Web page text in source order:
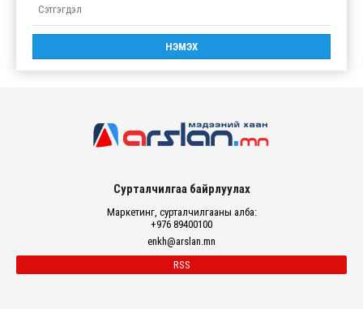
Сурталчилгаа байрлуулах
Маркетинг, сурталчилгааны алба:
+976 89400100
enkh@arslan.mn
RSS